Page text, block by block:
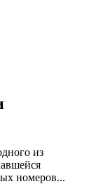
из
номеров...